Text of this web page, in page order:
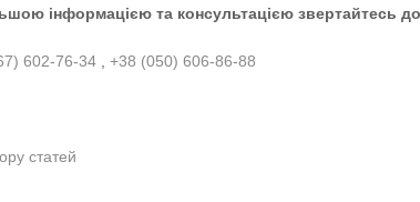
інформацією та консультацією звертайтесь
602-76-34 +38 (050) 606-86-88
статей